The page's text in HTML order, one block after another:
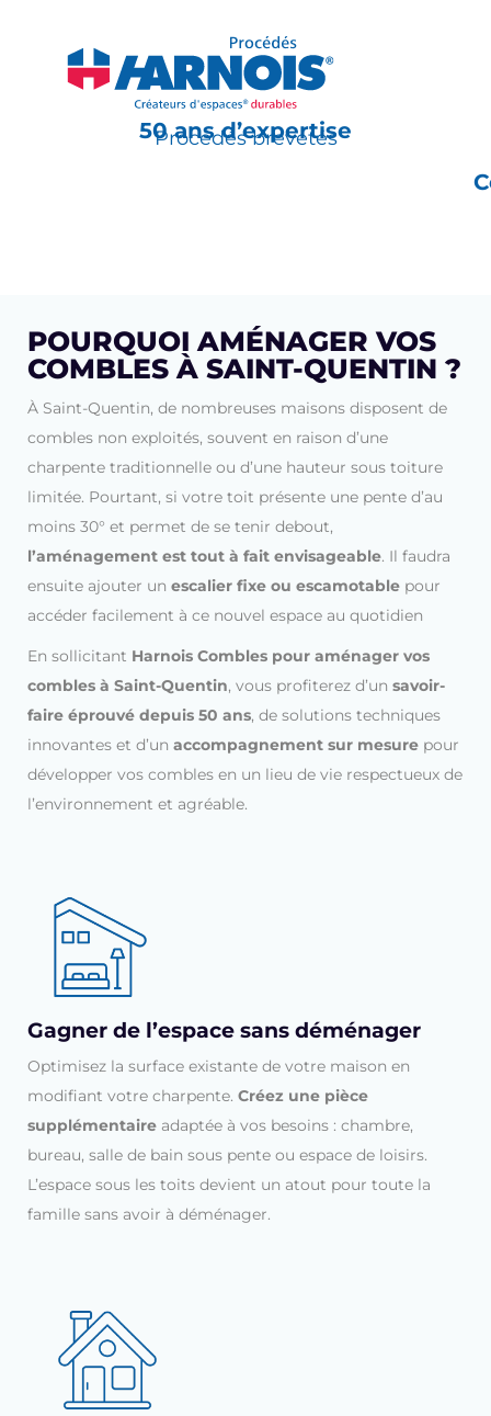
50 ans d’expertise
Procédés brevetés
POURQUOI AMÉNAGER VOS
COMBLES À SAINT-QUENTIN ?
À Saint-Quentin, de nombreuses maisons disposent de
combles non exploités, souvent en raison d’une
charpente traditionnelle ou d’une hauteur sous toiture
limitée. Pourtant, si votre toit présente une pente d’au
moins 30° et permet de se tenir debout,
l’aménagement est tout à fait envisageable. Il faudra
ensuite ajouter un escalier fixe ou escamotable pour
accéder facilement à ce nouvel espace au quotidien
En sollicitant Harnois Combles pour aménager vos
combles à Saint-Quentin, vous profiterez d’un savoir-
faire éprouvé depuis 50 ans, de solutions techniques
innovantes et d’un accompagnement sur mesure pour
développer vos combles en un lieu de vie respectueux de
l’environnement et agréable.
Gagner de l’espace sans déménager
Optimisez la surface existante de votre maison en
modifiant votre charpente. Créez une pièce
supplémentaire adaptée à vos besoins : chambre,
bureau, salle de bain sous pente ou espace de loisirs.
L’espace sous les toits devient un atout pour toute la
famille sans avoir à déménager.